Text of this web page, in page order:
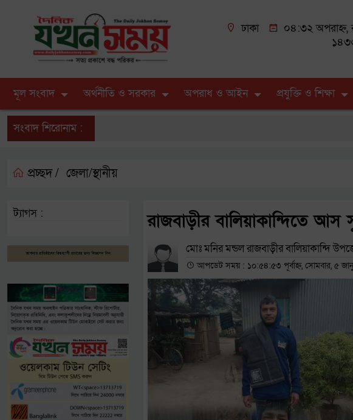
ঢাকা
০৪:৩২ অপরাহ্ন,
মূল সংবাদ অর্থনীতি ও সরকার অপরাধ ও আইন প্রযুক্তি ও শিক্ষা
সংবাদ শিরোনাম :
প্রচ্ছদ / জেলা/স্থানীয়
রাজবাড়ীর বালিয়াকান্দিতে আস
মোঃ মনির মন্ডল রাজবাড়ীর বালিয়াকান্দি
আপডেট সময় : ১০:৫৪:৫৩ পূর্বাহ্ন, সোমবার, ৫
ট্যাগস :